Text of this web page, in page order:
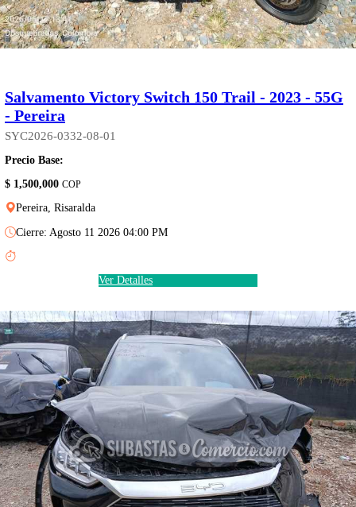
Salvamento Victory Switch 150 Trail - 2023 - 55G
- Pereira
SYC2026-0332-08-01
Precio Base:
$ 1,500,000 COP
Pereira, Risaralda
Cierre: Agosto 11 2026 04:00 PM
Ver Detalles